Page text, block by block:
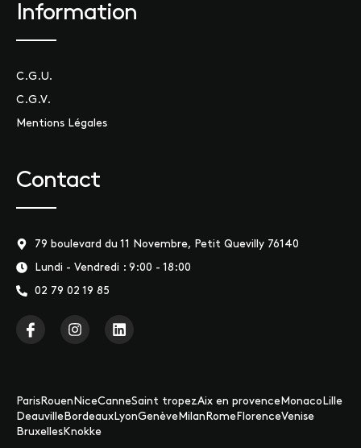
Information
C.G.U.
C.G.V.
Mentions Légales
Contact
79 boulevard du 11 Novembre, Petit Quevilly 76140
Lundi - Vendredi : 9:00 - 18:00
02 79 02 19 85
Paris Rouen NiceCanneSaint tropezAix en provence Monaco Lille
Deauville Bordeaux LyonGenève Milan Rome FlorenceVenise
Bruxelles Knokke